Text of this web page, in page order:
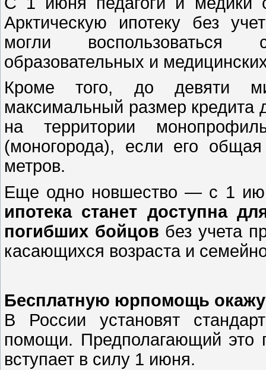
Арктическую ипотеку без
могли воспользоваться
образовательных и
Кроме того, до девяти
максимальный размер кредита
на территории
(моногорода), если его
метров.
Еще одно новшество — с 1
ипотека станет доступна
погибших бойцов без учета
касающихся возраста и
Бесплатную юрпомощь
В России установят
помощи. Предполагающий
вступает в силу 1 июня.